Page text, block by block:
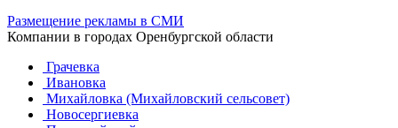
Размещение рекламы в СМИ
Компании в городах Оренбургской области
Грачевка
Ивановка
Михайловка (Михайловский сельсовет)
Новосергиевка